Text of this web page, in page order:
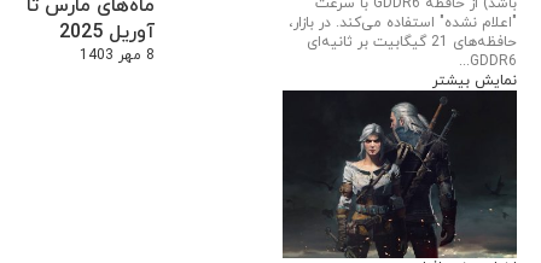
ماه‌های مارس تا
آوریل 2025
8 مهر 1403
باشد) از حافظه GDDR6 با سرعت
"اعلام نشده" استفاده می‌کند. در بازار،
حافظه‌های 21 گیگابیت بر ثانیه‌ای
GDDR6...
نمایش بیشتر